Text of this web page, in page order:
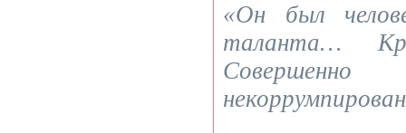
«Он был
таланта…